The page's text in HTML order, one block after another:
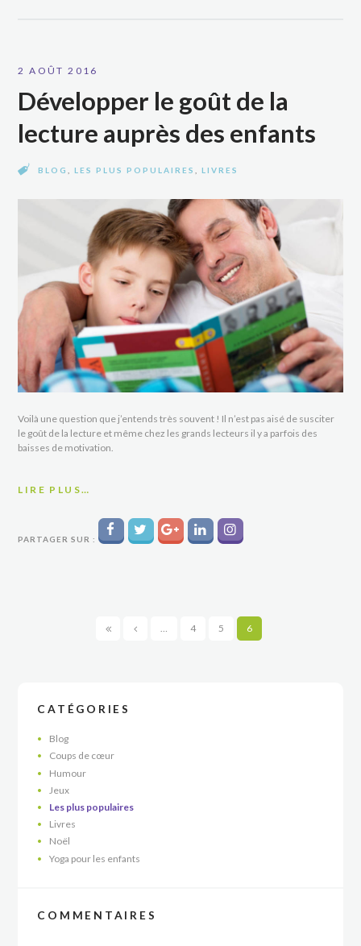
2 AOÛT 2016
Développer le goût de la
lecture auprès des enfants
BLOG ,LES PLUS POPULAIRES ,LIVRES
Voilà une question que j’entends très souvent ! Il n’est pas aisé de susciter
le goût de la lecture et même chez les grands lecteurs il y a parfois des
baisses de motivation.
LIRE PLUS…
PARTAGER SUR :
… 4 5 6
CATÉGORIES
Blog
Coups de cœur
Humour
Jeux
Les plus populaires
Livres
Noël
Yoga pour les enfants
COMMENTAIRES